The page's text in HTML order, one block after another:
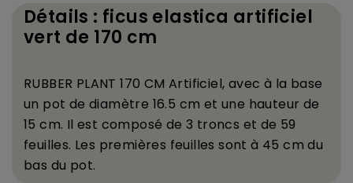
Détails : ficus elastica artificiel
vert de 170 cm
RUBBER PLANT 170 CM Artificiel, avec à la base
un pot de diamètre 16.5 cm et une hauteur de
15 cm. Il est composé de 3 troncs et de 59
feuilles. Les premières feuilles sontà 45 cm du
bas du pot.